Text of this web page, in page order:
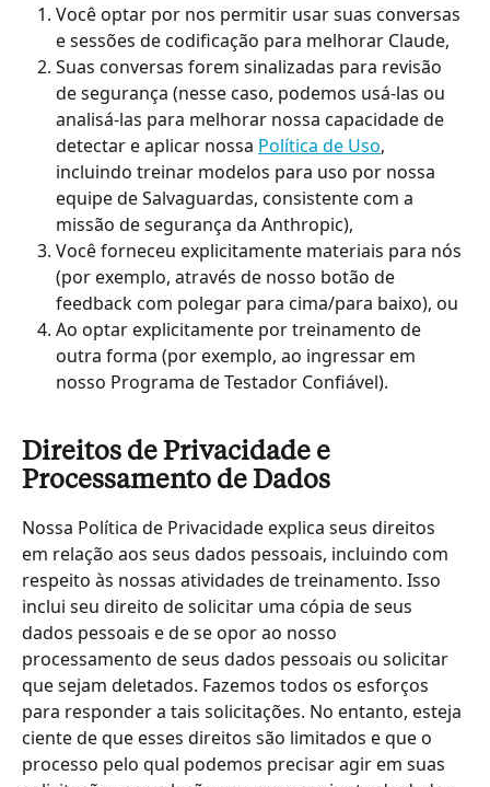
Você optar por nos permitir usar suas conversas
e sessões de codificação para melhorar Claude,
Suas conversas forem sinalizadas para revisão
de segurança (nesse caso, podemos usá-las ou
analisá-las para melhorar nossa capacidade de
detectar e aplicar nossa Política de Uso,
incluindo treinar modelos para uso por nossa
equipe de Salvaguardas, consistente com a
missão de segurança da Anthropic),
Você forneceu explicitamente materiais para nós
(por exemplo, através de nosso botão de
feedback com polegar para cima/para baixo), ou
Ao optar explicitamente por treinamento de
outra forma (por exemplo, ao ingressar em
nosso Programa de Testador Confiável).
Direitos de Privacidade e
Processamento de Dados
Nossa Política de Privacidade explica seus direitos
em relação aos seus dados pessoais, incluindo com
respeito às nossas atividades de treinamento. Isso
inclui seu direito de solicitar uma cópia de seus
dados pessoais e de se opor ao nosso
processamento de seus dados pessoais ou solicitar
que sejam deletados. Fazemos todos os esforços
para responder a tais solicitações. No entanto, esteja
ciente de que esses direitos são limitados e que o
processo pelo qual podemos precisar agir em suas